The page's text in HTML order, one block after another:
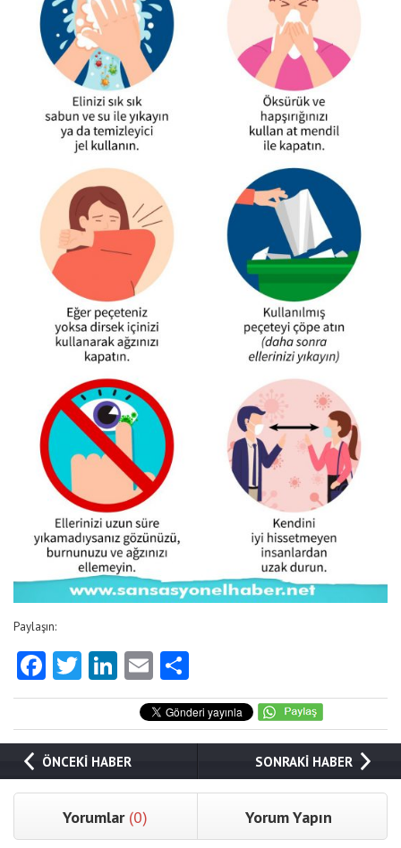
Paylaşın:
Facebook
Twitter
LinkedIn
Email
ÖNCEKİ HABER SONRAKİ HABER
Yorumlar (0) Yorum Yapın